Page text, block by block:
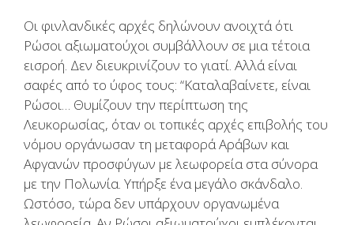
Οι φινλανδικές αρχές δηλώνουν ανοιχτά ότι
Ρώσοι αξιωματούχοι συμβάλλουν σε μια τέτοια
εισροή. Δεν διευκρινίζουν το γιατί. Αλλά είναι
σαφές από το ύφος τους: “Καταλαβαίνετε, είναι
Ρώσοι… Θυμίζουν την περίπτωση της
Λευκορωσίας, όταν οι τοπικές αρχές επιβολής του
νόμου οργάνωσαν τη μεταφορά Αράβων και
Αφγανών προσφύγων με λεωφορεία στα σύνορα
με την Πολωνία. Υπήρξε ένα μεγάλο σκάνδαλο.
Ωστόσο, τώρα δεν υπάρχουν οργανωμένα